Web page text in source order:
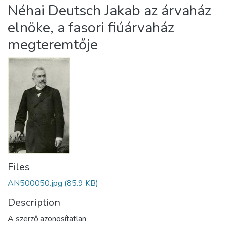
Statistics
About us
Néhai Deutsch Jakab az árvaház
elnöke, a fasori fiúárvaház
megteremtője
Files
AN500050.jpg (85.9 KB)
Description
A szerző azonosítatlan